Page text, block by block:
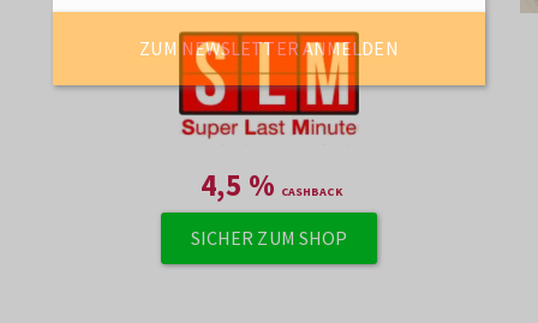
4,5 %
SICHER ZUM SHOP
ZUM NEWSLETTER ANMELDEN